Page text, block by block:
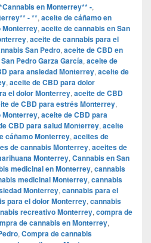
en Monterrey** -,
- **, aceite de cáñamo en
Monterrey, aceite de cannabis en San
, aceite de cannabis para el
San Pedro, aceite de CBD en
Pedro Garza García, aceite de
para ansiedad Monterrey, aceite de
, aceite de CBD para dolor
el dolor Monterrey, aceite de CBD
de CBD para estrés Monterrey,
Monterrey, aceite de CBD para
CBD para salud Monterrey, aceite
cáñamo Monterrey, aceites de
de cannabis Monterrey, aceites de
Monterrey, Cannabis en San
medicinal en Monterrey, cannabis
medicinal Monterrey, cannabis
Monterrey, cannabis para el
para el dolor Monterrey, cannabis
recreativo Monterrey, compra de
de cannabis en Monterrey,
, Compra de cannabis